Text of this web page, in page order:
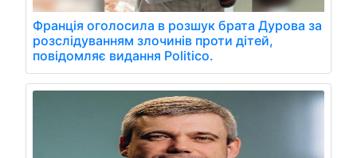
Франція оголосила в розшук брата Дурова за
розслідуванням злочинів проти дітей,
повідомляє видання Politico.